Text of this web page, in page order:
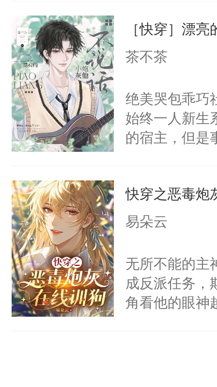
小白莲：“嘤
胡说，我没碰
不愧是大佬，
悉，嗷？这不
可以先看仙帝
们竟然欺负
宴：要不你
来……“蛇蛇，
堂魔尊……行
位，当日就抢
神偏执：不许
种威胁手段没
他是社恐，墨
不出去啊
病，一个个
上了还是无动
间变脸背叛他
的恶事他都对
一个权力滔天
右男主又报复
他说：【您需
年，存活下来
再说一遍。】
［快穿］漂
茶不茶
绝美哭包乖巧
始终一人新生
的宿主，但
你，打他一
右脸欠踹$￥
前，抬手摸了
句：“魂淡！”
血：可爱，
阴恻恻的看着
快穿之恶毒炮
易朵云
无所不能的主
成反派任务，
角看他的眼